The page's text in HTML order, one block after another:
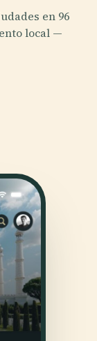
en 96
local —